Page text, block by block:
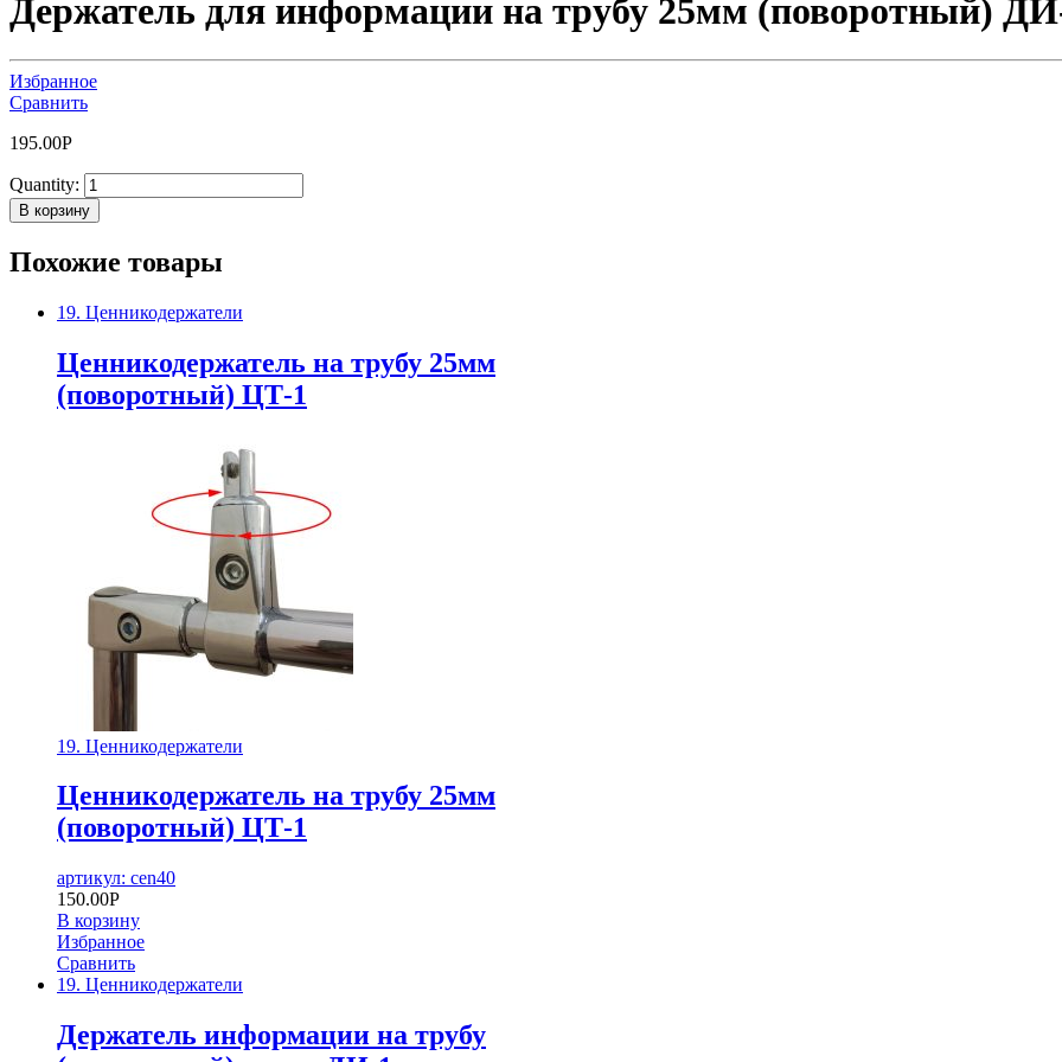
Держатель для информации на трубу 25мм (поворотный)
Избранное
Сравнить
195.00Р
Quantity:
В корзину
Похожие товары
19. Ценникодержатели
Ценникодержатель на трубу 25мм
(поворотный) ЦТ-1
19. Ценникодержатели
Ценникодержатель на трубу 25мм
(поворотный) ЦТ-1
артикул: cen40
150.00Р
В корзину
Избранное
Сравнить
19. Ценникодержатели
Держатель информации на трубу